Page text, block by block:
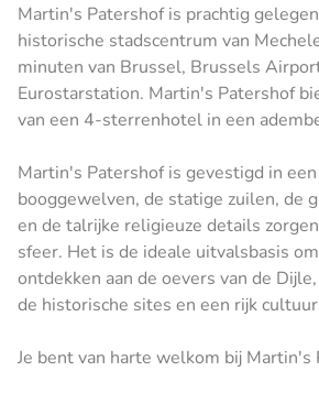
Martin's Patershof is prachtig
historische stadscentrum van
minuten van Brussel, Brussels
Eurostarstation. Martin's Patershof
van een 4-sterrenhotel in een
Martin's Patershof is gevestigd in
booggewelven, de statige zuilen, de
en de talrijke religieuze details
sfeer. Het is de ideale uitvalsbasis
ontdekken aan de oevers van de
de historische sites en een rijk
Je bent van harte welkom bij Martin's